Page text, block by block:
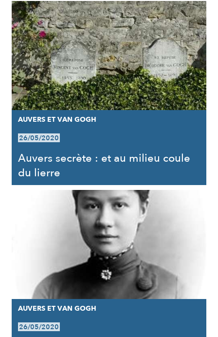
RÉSULTATS
AUVERS ET VAN GOGH
26/05/2020
Auvers secrète : et au milieu coule
du lierre
AUVERS ET VAN GOGH
26/05/2020